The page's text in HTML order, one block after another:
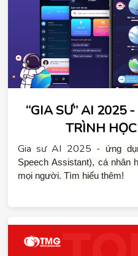
“GIA SƯ” AI 2025
TRÌNH
Gia sư AI 2025 -
ứng
Speech Assistant), cá nhân
mọi người. Tìm hiểu thêm!